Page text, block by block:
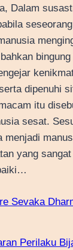
Dalam
dipenuhi
itu
sesat.
menjadi
yang
Sevaka